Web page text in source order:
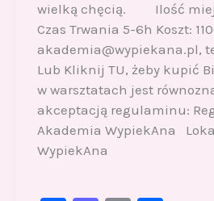
wielką chęcią. Ilość
Czas Trwania 5-6h Koszt:
akademia@wypiekana.pl,
Lub Kliknij TU, żeby kupić
w warsztatach jest
akceptacją regulaminu:
Akademia WypiekAna
WypiekAna